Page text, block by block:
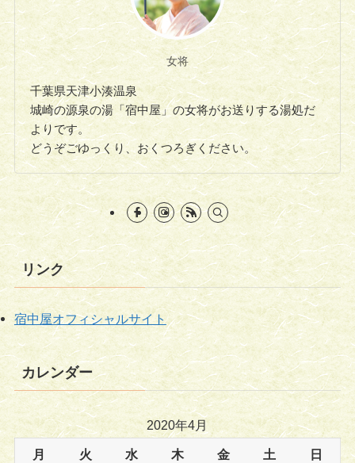
女将
千葉県天津小湊温泉
城崎の源泉の湯「宿中屋」の女将がお送りする湯処だ
よりです。
どうぞごゆっくり、おくつろぎください。
リンク
宿中屋オフィシャルサイト
カレンダー
2020年4月
月 火 水 木 金 土 日